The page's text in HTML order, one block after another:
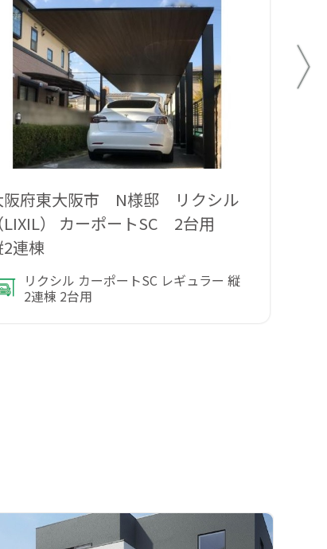
阪府東大阪市 N様邸 リクシル
（LIXIL） カーポートSC 2台用
2連棟
リクシル カーポートSC レギュラー 縦
2連棟 2台用